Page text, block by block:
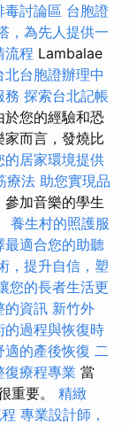
毒討論區 台胞證
，為先人提供一
流程 Lambalae
北台胞證辦理中
務 探索台北記帳
於您的經驗和恐
而言，發燒比
的居家環境提供
療法 助您實現品
加音樂的學生
養生村的照護服
最適合您的助聽
，提升自信，塑
您的長者生活更
的資訊 新竹外
的過程與恢復時
適的產後恢復 二
復療程專業 當
重要。 精緻
專業設計師，